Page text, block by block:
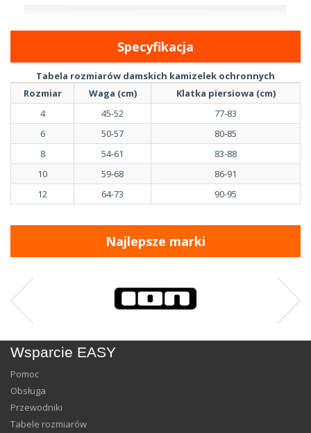
Specyfikacja
Tabela rozmiarów damskich kamizelek ochronnych
Rozmiar
Waga (cm)
Klatka piersiowa (cm)
4
45-52
77-83
6
50-57
80-85
8
54-61
83-88
10
59-68
86-91
12
64-73 90-95
Najlepsze marki
Wsparcie EASY
Pomoc
Obsługa
Przewodniki
Tabele rozmiarów